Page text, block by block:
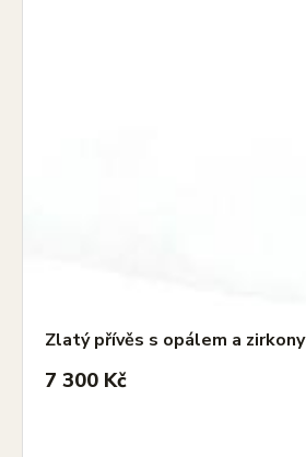
Zlatý přívěs s opálem a zirkony
7 300 Kč